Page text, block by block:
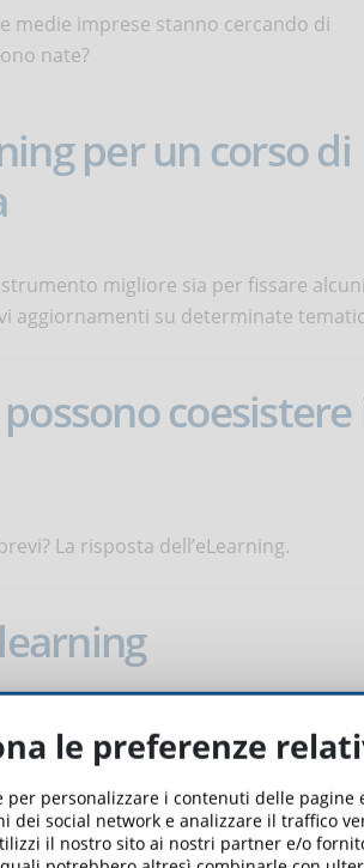
medie imprese stanno cercando di
nate?
per un corso di
migliore sia per fissare alcuni
aggiornamenti su determinate
coesistere
La risposta dell’eLearning.
necessario ricordare le differenze fra
della piattaforma eLearning. Quali
le preferenze
per personalizzare i contenuti delle pagine
social network e analizzare il traffico
il nostro sito ai nostri partner e/o